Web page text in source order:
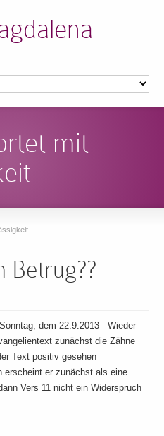
mit
Betrug??
dem 22.9.2013 Wieder
zunächst die Zähne
Text positiv gesehen
erscheint er zunächst als eine
Vers 11 nicht ein Widerspruch